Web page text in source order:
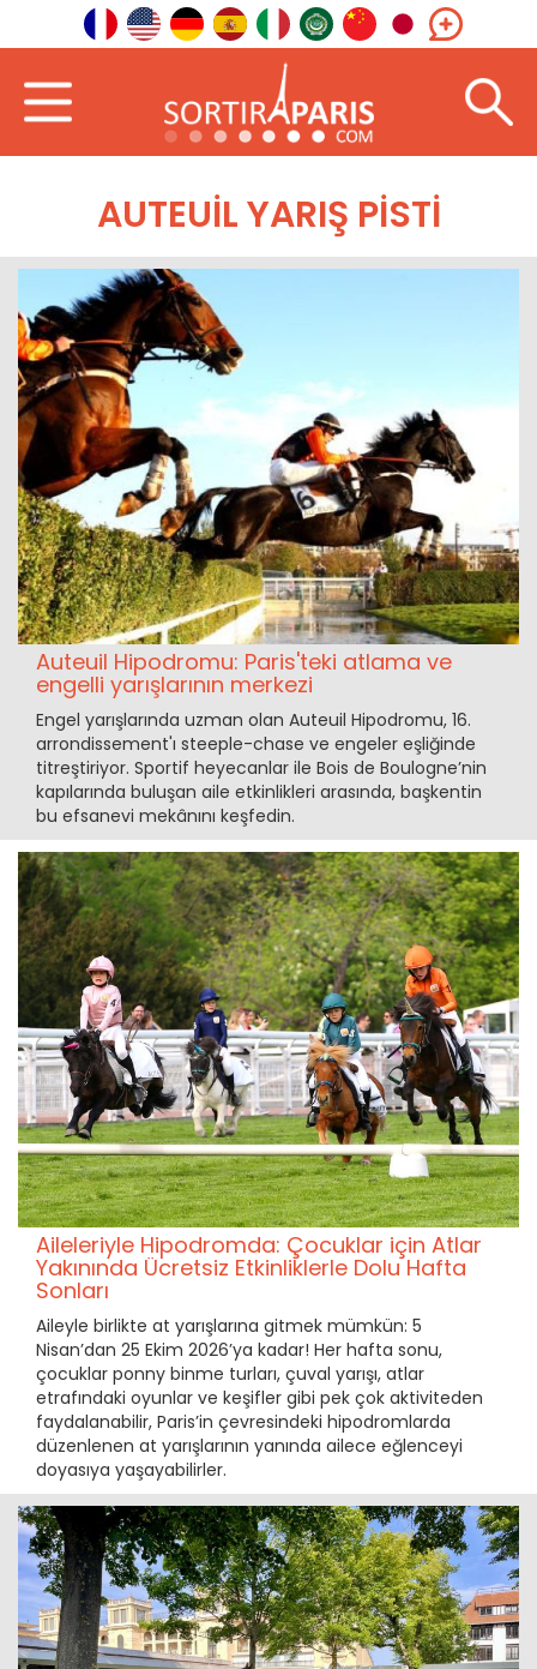
AUTEUIL YARIŞ PISTI
Auteuil Hipodromu: Paris'teki atlama ve
engelli yarışlarının merkezi
Engel yarışlarında uzman olan Auteuil Hipodromu, 16.
arrondissement'ı steeple-chase ve engeler eşliğinde
titreştiriyor. Sportif heyecanlar ile Bois de Boulogne’nin
kapılarında buluşan aile etkinlikleri arasında, başkentin
bu efsanevi mekânını keşfedin.
Aileleriyle Hipodromda: Çocuklar için Atlar
Yakınında Ücretsiz Etkinliklerle Dolu Hafta
Sonları
Aileyle birlikte at yarışlarına gitmek mümkün: 5
Nisan’dan 25 Ekim 2026’ya kadar! Her hafta sonu,
çocuklar ponny binme turları, çuval yarışı, atlar
etrafındaki oyunlar ve keşifler gibi pek çok aktiviteden
faydalanabilir, Paris’in çevresindeki hipodromlarda
düzenlenen at yarışlarının yanında ailece eğlenceyi
doyasıya yaşayabilirler.